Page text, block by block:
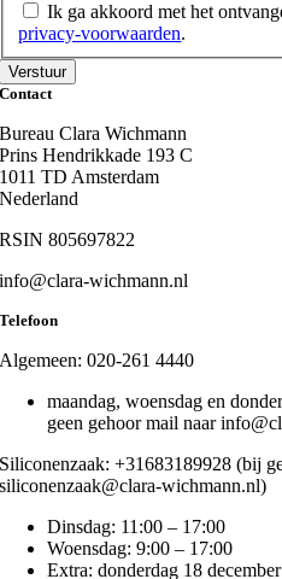
Ik ga akkoord met het
privacy-voorwaarden.
Contact
Bureau Clara Wichmann
Prins Hendrikkade 193 C
1011 TD Amsterdam
Nederland
RSIN 805697822
info@clara-wichmann.nl
Telefoon
Algemeen: 020-261 4440
maandag, woensdag en
geen gehoor mail naar
Siliconenzaak: +31683189928 (bij
siliconenzaak@clara-wichmann.nl)
Dinsdag: 11:00 – 17:00
Woensdag: 9:00 – 17:00
Extra: donderdag 18